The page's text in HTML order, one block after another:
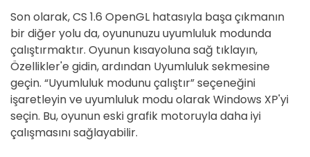
Son olarak, CS 1.6 OpenGL hatasıyla başa çıkmanın
bir diğer yolu da, oyununuzu uyumluluk modunda
çalıştırmaktır. Oyunun kısayoluna sağ tıklayın,
Özellikler'e gidin, ardından Uyumluluk sekmesine
geçin. “Uyumluluk modunu çalıştır” seçeneğini
işaretleyin ve uyumluluk modu olarak Windows XP'yi
seçin. Bu, oyunun eski grafik motoruyla daha iyi
çalışmasını sağlayabilir.